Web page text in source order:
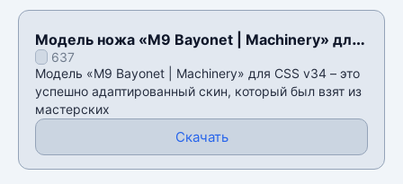
Модель ножа «M9 Bayonet | Machinery» для
CSS v34
637
Модель «M9 Bayonet | Machinery» для CSS v34 – это
успешно адаптированный скин, который был взят из
мастерских
Скачать